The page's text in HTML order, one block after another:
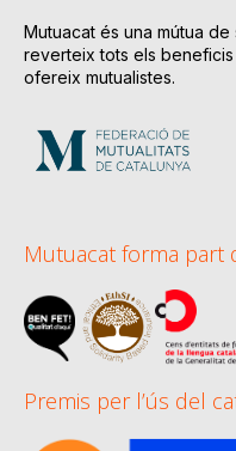
Mutuacat és una mútua
reverteix tots els
ofereix mutualistes.
Mutuacat forma part
Premis per l’ús del